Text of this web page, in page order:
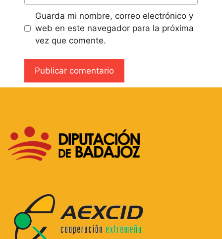
Guarda mi nombre, correo electrónico y
web en este navegador para la próxima
vez que comente.
e
r
n
v
e
: